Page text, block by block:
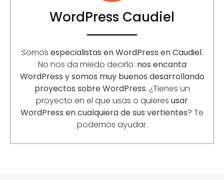
WordPress Caudiel
Somos especialistas en WordPress en Caudiel.
No nos da miedo decirlo: nos encanta
WordPress y somos muy buenos desarrollando
proyectos sobre WordPress. ¿Tienes un
proyecto en el que usas o quieres usar
WordPress en cualquiera de sus vertientes? Te
podemos ayudar.